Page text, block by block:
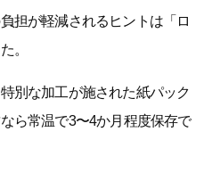
担が軽減されるヒントは「ロ
。
別な加工が施された紙パック
ら常温で3〜4か月程度保存で